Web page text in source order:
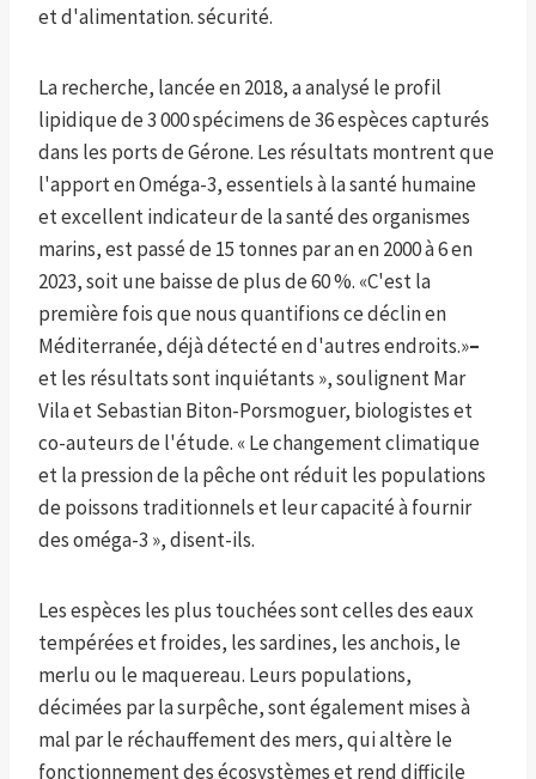
et d'alimentation. sécurité.
La recherche, lancée en 2018, a analysé le profil
lipidique de 3 000 spécimens de 36 espèces capturés
dans les ports de Gérone. Les résultats montrent que
l'apport en Oméga-3, essentiels à la santé humaine
et excellent indicateur de la santé des organismes
marins, est passé de 15 tonnes par an en 2000 à 6 en
2023, soit une baisse de plus de 60 %. «C'est la
première fois que nous quantifions ce déclin en
Méditerranée, déjà détecté en d'autres endroits.»–
et les résultats sont inquiétants », soulignent Mar
Vila et Sebastian Biton-Porsmoguer, biologistes et
co-auteurs de l'étude. « Le changement climatique
et la pression de la pêche ont réduit les populations
de poissons traditionnels et leur capacité à fournir
des oméga-3 », disent-ils.
Les espèces les plus touchées sont celles des eaux
tempérées et froides, les sardines, les anchois, le
merlu ou le maquereau. Leurs populations,
décimées par la surpêche, sont également mises à
mal par le réchauffement des mers, qui altère le
fonctionnement des écosystèmes et rend difficile